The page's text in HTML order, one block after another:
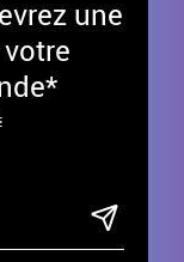
une